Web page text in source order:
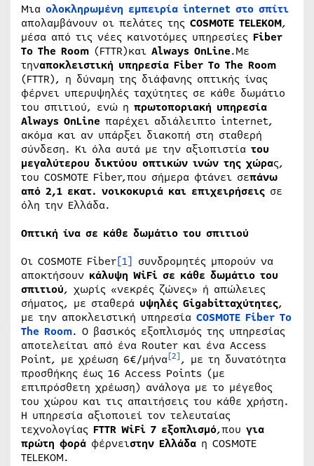
Μια ολοκληρωμένη εμπειρία internet στο σπίτι
απολαμβάνουν οι πελάτες της COSMOTE TELEKOM,
μέσα από τις νέες καινοτόμες υπηρεσίες Fiber
To The Room (FTTR)και Always OnLine.Με
τηναποκλειστική υπηρεσία Fiber To The Room
(FTTR), η δύναμη της διάφανης οπτικής ίνας
φέρνει υπερυψηλές ταχύτητες σε κάθε δωμάτιο
του σπιτιού, ενώ η πρωτοποριακή υπηρεσία
Always OnLine παρέχει αδιάλειπτο internet,
ακόμα και αν υπάρξει διακοπή στη σταθερή
σύνδεση. Κι όλα αυτά με την αξιοπιστία του
μεγαλύτερου δικτύου οπτικών ινών της χώρας,
του COSMOTE Fiber,που σήμερα φτάνει σεπάνω
από 2,1 εκατ. νοικοκυριά και επιχειρήσεις σε
όλη την Ελλάδα.
Οπτική ίνα σε κάθε δωμάτιο του σπιτιού
Οι COSMOTE Fiber[1] συνδρομητές μπορούν να
αποκτήσουν κάλυψη WiFi σε κάθε δωμάτιο του
σπιτιού, χωρίς «νεκρές ζώνες» ή απώλειες
σήματος, με σταθερά υψηλές Gigabitταχύτητες,
με την αποκλειστική υπηρεσία COSMOTE Fiber Τo
Τhe Room. Ο βασικός εξοπλισμός της υπηρεσίας
αποτελείται από ένα Router και ένα Access
Point, με χρέωση 6€/μήνα[2], με τη δυνατότητα
προσθήκης έως 16 Access Points (με
επιπρόσθετη χρέωση) ανάλογα με το μέγεθος
του χώρου και τις απαιτήσεις του κάθε χρήστη.
Η υπηρεσία αξιοποιεί τον τελευταίας
τεχνολογίας FTTR WiFi 7 εξοπλισμό,που για
πρώτη φορά φέρνειστην Ελλάδα η COSMOTE
TELEKOM.